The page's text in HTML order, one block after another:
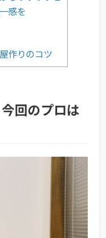
感を
作りのコツ
回のプロは